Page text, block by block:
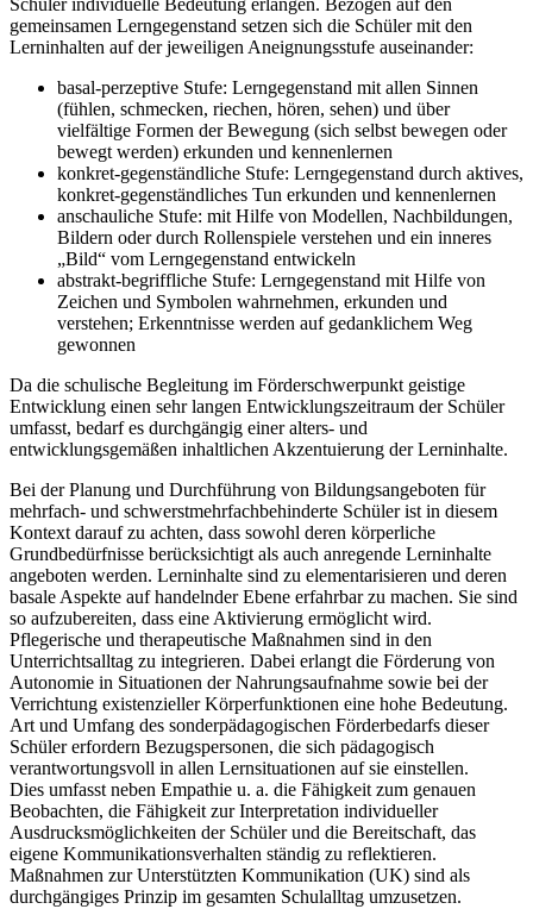
Schüler individuelle Bedeutung erlangen. Bezogen auf den
gemeinsamen Lerngegenstand setzen sich die Schüler mit den
Lerninhalten auf der jeweiligen Aneignungsstufe auseinander:
basal-perzeptive Stufe: Lerngegenstand mit allen Sinnen
(fühlen, schmecken, riechen, hören, sehen) und über
vielfältige Formen der Bewegung (sich selbst bewegen oder
bewegt werden) erkunden und kennenlernen
konkret-gegenständliche Stufe: Lerngegenstand durch aktives,
konkret-gegenständliches Tun erkunden und kennenlernen
anschauliche Stufe: mit Hilfe von Modellen, Nachbildungen,
Bildern oder durch Rollenspiele verstehen und ein inneres
„Bild“ vom Lerngegenstand entwickeln
abstrakt-begriffliche Stufe: Lerngegenstand mit Hilfe von
Zeichen und Symbolen wahrnehmen, erkunden und
verstehen; Erkenntnisse werden auf gedanklichem Weg
gewonnen
Da die schulische Begleitung im Förderschwerpunkt geistige
Entwicklung einen sehr langen Entwicklungszeitraum der Schüler
umfasst, bedarf es durchgängig einer alters- und
entwicklungsgemäßen inhaltlichen Akzentuierung der Lerninhalte.
Bei der Planung und Durchführung von Bildungsangeboten für
mehrfach- und schwerstmehrfachbehinderte Schüler ist in diesem
Kontext darauf zu achten, dass sowohl deren körperliche
Grundbedürfnisse berücksichtigt als auch anregende Lerninhalte
angeboten werden. Lerninhalte sind zu elementarisieren und deren
basale Aspekte auf handelnder Ebene erfahrbar zu machen. Sie sind
so aufzubereiten, dass eine Aktivierung ermöglicht wird.
Pflegerische und therapeutische Maßnahmen sind in den
Unterrichtsalltag zu integrieren. Dabei erlangt die Förderung von
Autonomie in Situationen der Nahrungsaufnahme sowie bei der
Verrichtung existenzieller Körperfunktionen eine hohe Bedeutung.
Art und Umfang des sonderpädagogischen Förderbedarfs dieser
Schüler erfordern Bezugspersonen, die sich pädagogisch
verantwortungsvoll in allen Lernsituationen auf sie einstellen.
Dies umfasst neben Empathie u. a. die Fähigkeit zum genauen
Beobachten, die Fähigkeit zur Interpretation individueller
Ausdrucksmöglichkeiten der Schüler und die Bereitschaft, das
eigene Kommunikationsverhalten ständig zu reflektieren.
Maßnahmen zur Unterstützten Kommunikation (UK) sind als
durchgängiges Prinzip im gesamten Schulalltag umzusetzen.